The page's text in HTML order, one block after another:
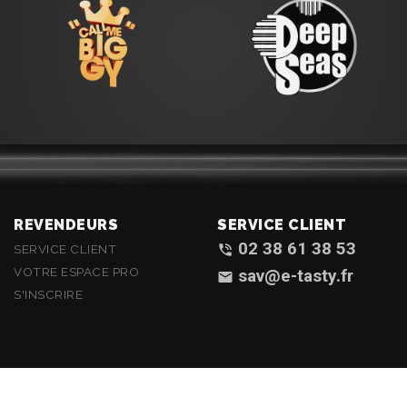
REVENDEURS
SERVICE CLIENT
VOTRE ESPACE PRO
S'INSCRIRE
SERVICE CLIENT
phone_in_talk 02 38 61 38 53
email sav@e-tasty.fr